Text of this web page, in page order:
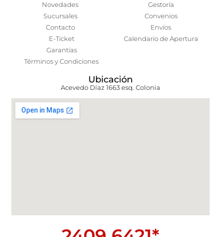
Novedades
Sucursales
Contacto
E-Ticket
Garantías
Términos y Condiciones
Gestoría
Convenios
Envíos
Calendario de Apertura
Ubicación
Acevedo Díaz 1663 esq. Colonia